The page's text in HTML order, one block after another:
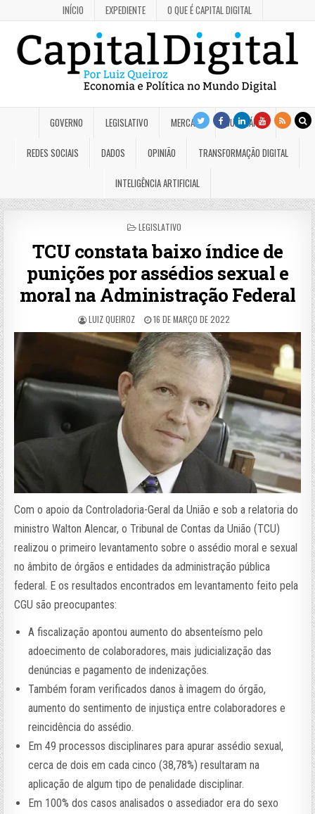
INÍCIO EXPEDIENTE O QUE É CAPITAL DIGITAL
GOVERNO LEGISLATIVO MERCADO JUDICIÁRIO
REDES SOCIAIS DADOS OPINIÃO TRANSFORMAÇÃO DIGITAL
INTELIGÊNCIA ARTIFICIAL
POSTED
LEGISLATIVO
TCU constata baixo índice de
punições por assédios sexual e
moral na Administração Federal
LUIZ QUEIROZ 16 DE MARÇO DE 2022
Com o apoio da Controladoria-Geral da União e sob a relatoria do
ministro Walton Alencar, o Tribunal de Contas da União (TCU)
realizou o primeiro levantamento sobre o assédio moral e sexual
no âmbito de órgãos e entidades da administração pública
federal. E os resultados encontrados em levantamento feito pela
CGU são preocupantes:
A fiscalização apontou aumento do absenteísmo pelo
adoecimento de colaboradores, mais judicialização das
denúncias e pagamento de indenizações.
Também foram verificados danos à imagem do órgão,
aumento do sentimento de injustiça entre colaboradores e
reincidência do assédio.
Em 49 processos disciplinares para apurar assédio sexual,
cerca de dois em cada cinco (38,78%) resultaram na
aplicação de algum tipo de penalidade disciplinar.
Em 100% dos casos analisados o assediador era do sexo